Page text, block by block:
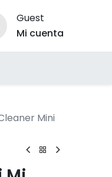
Guest
Mi cuenta
Mini